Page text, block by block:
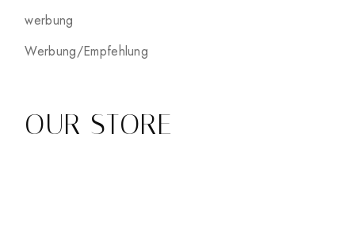
werbung
Werbung/Empfehlung
OUR STORE